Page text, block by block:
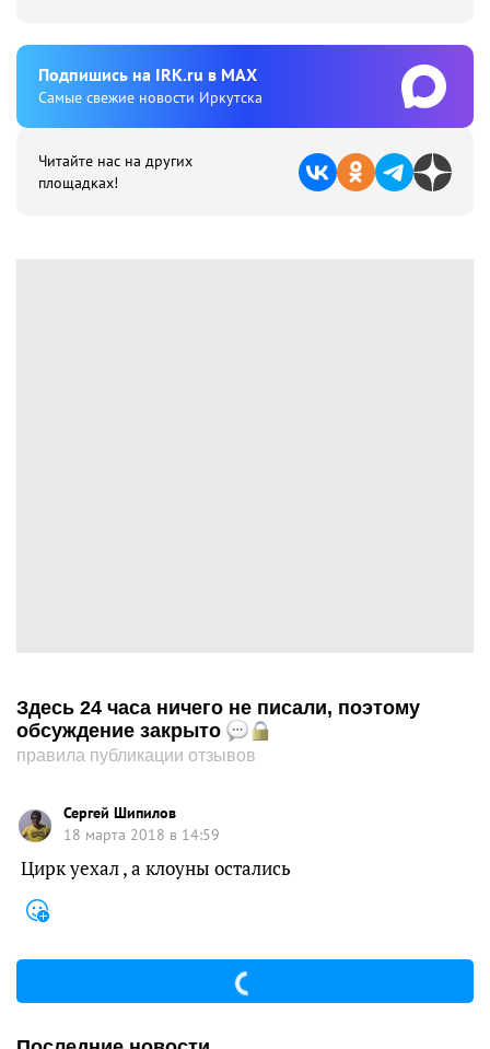
Подпишиcь на IRK.ru в MAX
Cамые свежие новости Иркутска
Читайте нас на других
площадках!
Здесь 24 часа ничего не писали, поэтому
обсуждение закрыто
правила публикации отзывов
Сергей Шипилов
18 марта 2018 в 14:59
Цирк уехал , а клоуны остались